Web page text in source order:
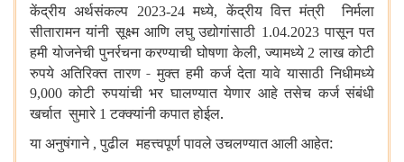
केंद्रीय अर्थसंकल्प 2023-24मध्ये,केंद्रीय वित्त मंत्री निर्मला
सीतारामन यांनी सूक्ष्म आणि लघु उद्योगांसाठी 1.04.2023पासून पत
हमी योजनेची पुनर्रचना करण्याची घोषणा केली,ज्यामध्ये2 लाख कोटी
रुपये अतिरिक्त तारण - मुक्त हमी कर्ज देता यावे यासाठी निधीमध्ये
9,000 कोटी रुपयांची भर घालण्यात येणार आहे तसेच कर्ज संबंधी
खर्चात सुमारे 1 टक्क्यांनी कपात होईल.
या अनुषंगाने ,पुढील महत्त्वपूर्ण पावले उचलण्यात आली आहेत: